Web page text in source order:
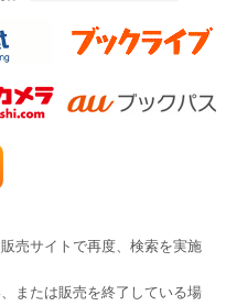
売サイトで再度、検索を実施
または販売を終了している場